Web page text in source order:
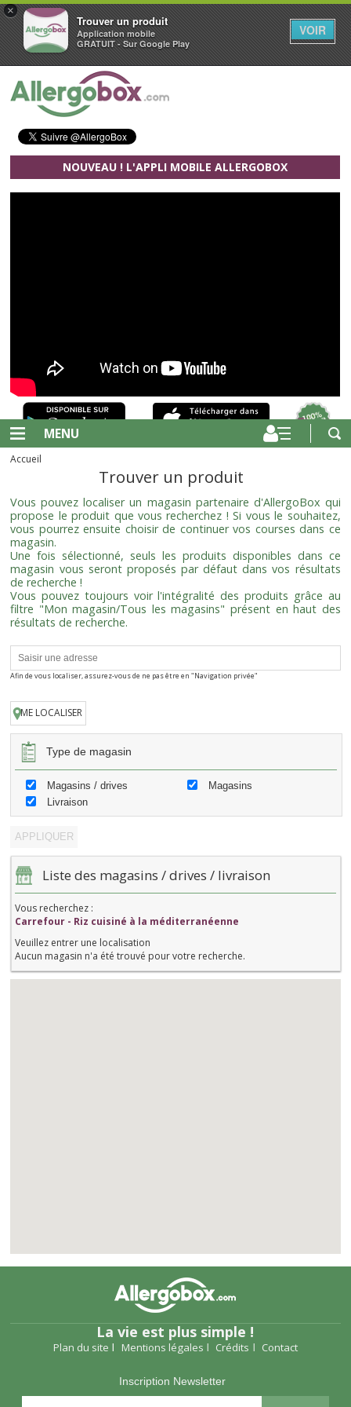
×
Trouver un produit
Application mobile
GRATUIT - Sur Google Play
VOIR
Aller au contenu principal
NOUVEAU ! L'APPLI MOBILE ALLERGOBOX
MENU
Accueil
Trouver un produit
Vous pouvez localiser un magasin partenaire d'AllergoBox qui
propose le produit que vous recherchez ! Si vous le souhaitez,
vous pourrez ensuite choisir de continuer vos courses dans ce
magasin.
Une fois sélectionné, seuls les produits disponibles dans ce
magasin vous seront proposés par défaut dans vos résultats
de recherche !
Vous pouvez toujours voir l'intégralité des produits grâce au
filtre "Mon magasin/Tous les magasins" présent en haut des
résultats de recherche.
Afin de vous localiser, assurez-vous de ne pas être en "Navigation privée"
ME LOCALISER
Type de magasin
Magasins / drives
Magasins
Livraison
Liste des magasins / drives / livraison
Vous recherchez :
Carrefour - Riz cuisiné à la méditerranéenne
Veuillez entrer une localisation
Aucun magasin n'a été trouvé pour votre recherche.
La vie est plus simple !
Plan du site Mentions légales Crédits Contact
Inscription Newsletter